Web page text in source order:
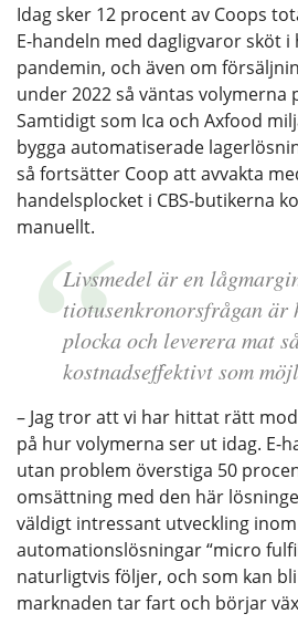
Idag sker 12 procent av Coops
E-handeln med dagligvaror sköt
pandemin, och även om
under 2022 så väntas volymerna
Samtidigt som Ica och Axfood
bygga automatiserade
så fortsätter Coop att avvakta
handelsplocket i CBS-butikerna
manuellt.
Livsmedel är en
tiotusenkronorsfrågan är
plocka och leverera mat så
kostnadseffektivt som
– Jag tror att vi har hittat rätt
på hur volymerna ser ut idag. E-
utan problem överstiga 50
omsättning med den här
väldigt intressant utveckling inom
automationslösningar “micro
naturligtvis följer, och som kan
marknaden tar fart och börjar